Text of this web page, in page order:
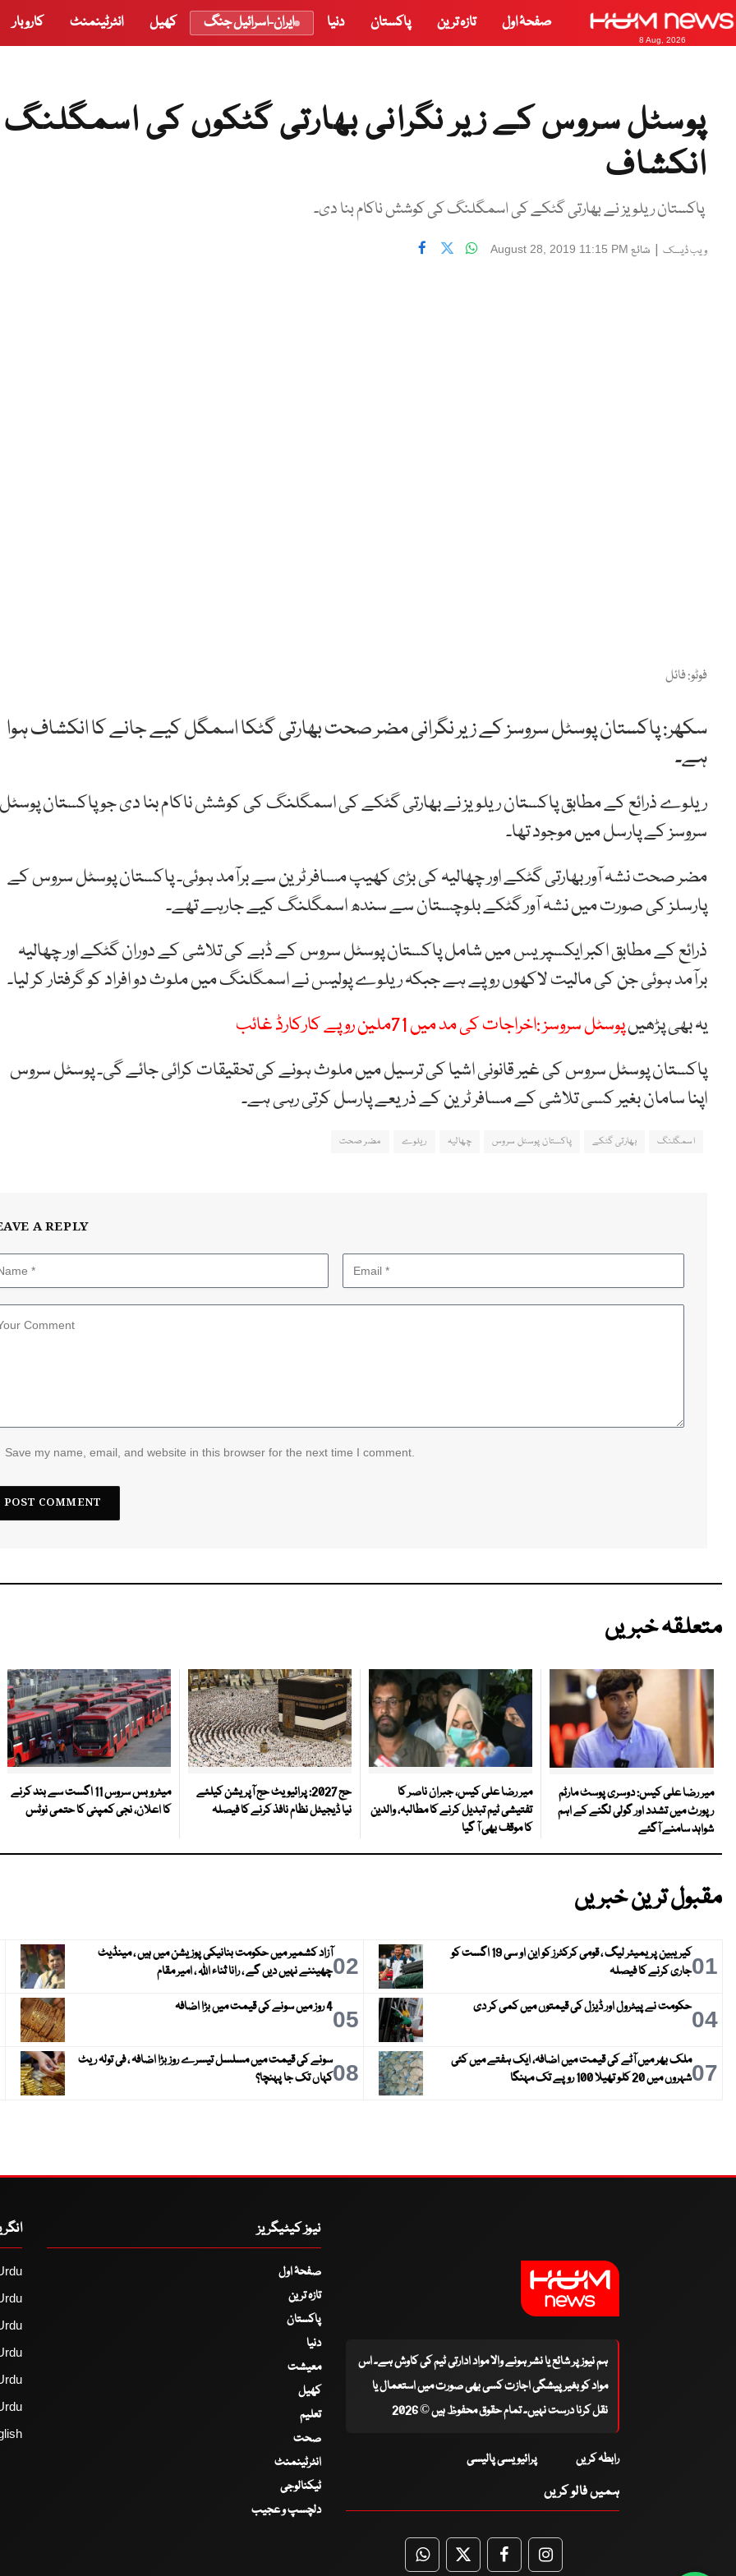
8 Aug, 2026
صفحۂ اول تازہ ترین پاکستان دنیا ایران-اسرائیل جنگ کھیل انٹرٹینمنٹ کاروبار
پوسٹل سروس کے زیر نگرانی بھارتی گٹکوں کی اسمگلنگ
انکشاف
پاکستان ریلویز نے بھارتی گٹکے کی اسمگلنگ کی کوشش ناکام بنا دی۔
ویب ڈیسک | شائع August 28, 2019 11:15 PM
فوٹو: فائل
سکھر: پاکستان پوسٹل سروسز کے زیر نگرانی مضر صحت بھارتی گٹکا اسمگل کیے جانے کا انکشاف ہوا
ہے۔
ریلوے ذرائع کے مطابق پاکستان ریلویز نے بھارتی گٹکے کی اسمگلنگ کی کوشش ناکام بنا دی جو پاکستان پوسٹل
سروسز کے پارسل میں موجود تھا۔
مضر صحت نشہ آور بھارتی گٹکے اور چھالیہ کی بڑی کھیپ مسافر ٹرین سے برآمد ہوئی۔ پاکستان پوسٹل سروس کے
پارسلز کی صورت میں نشہ آور گٹکے بلوچستان سے سندھ اسمگلنگ کیے جارہے تھے۔
ذرائع کے مطابق اکبر ایکسپریس میں شامل پاکستان پوسٹل سروس کے ڈبے کی تلاشی کے دوران گٹکے اور چھالیہ
برآمد ہوئی جن کی مالیت لاکھوں روپے ہے جبکہ ریلوے پولیس نے اسمگلنگ میں ملوث دو افراد کو گرفتار کر لیا۔
یہ بھی پڑھیںپوسٹل سروسز :اخراجات کی مد میں 71ملین روپے کارکارڈ غائب
پاکستان پوسٹل سروس کی غیر قانونی اشیا کی ترسیل میں ملوث ہونے کی تحقیقات کرائی جائے گی۔ پوسٹل سروس
اپنا سامان بغیر کسی تلاشی کے مسافر ٹرین کے ذریعے پارسل کرتی رہی ہے۔
اسمگلنگ بھارتی گٹکے پاکستان پوسٹل سروس چھالیہ ریلوے مضر صحت
A REPLY
Save my name, email, and website in this browser for the next time I comment.
متعلقہ خبریں
میر رضا علی کیس: دوسری پوسٹ مارٹم
رپورٹ میں تشدد اور گولی لگنے کے اہم
شواہد سامنے آگئے
میر رضا علی کیس، جبران ناصر کا
تفتیشی ٹیم تبدیل کرنے کا مطالبہ، والدین
کا موقف بھی آ گیا
حج 2027: پرائیویٹ حج آپریشن کیلئے
نیا ڈیجیٹل نظام نافذ کرنے کا فیصلہ
میٹرو بس سروس 11 اگست سے بند کرنے
کا اعلان، نجی کمپنی کا حتمی نوٹس
مقبول ترین خبریں
01
کیریبین پریمیئر لیگ ، قومی کرکٹرز کو این او سی 19 اگست کو
جاری کرنے کا فیصلہ
02آزاد کشمیر میں حکومت بنانیکی پوزیشن میں ہیں ، مینڈیٹ
چھیننے نہیں دیں گے ، رانا ثناء اللہ ، امیر مقام
04حکومت نے پیٹرول اور ڈیزل کی قیمتوں میں کمی کر دی 054 روز میں سونے کی قیمت میں بڑا اضافہ
07ملک بھر میں آٹے کی قیمت میں اضافہ، ایک ہفتے میں کئی
شہروں میں 20 کلو تھیلا 100 روپے تک مہنگا
08سونے کی قیمت میں مسلسل تیسرے روز بڑا اضافہ ، فی تولہ ریٹ
کہاں تک جا پہنچا؟
ہم نیوز پر شائع یا نشر ہونے والا مواد ادارتی ٹیم کی کاوش ہے۔ اس
مواد کو بغیر پیشگی اجازت کسی بھی صورت میں استعمال یا
نقل کرنا درست نہیں۔ تمام حقوق محفوظ ہیں © 2026
رابطہ کریں پرائیویسی پالیسی
ہمیں فالو کریں
WhatsApp
TwitterFacebookFacebook
نیوز کیٹیگریز
صفحۂ اول
تازہ ترین
پاکستان
دنیا
معیشت
کھیل
تعلیم
صحت
انٹرٹینمنٹ
ٹیکنالوجی
دلچسپ و عجیب